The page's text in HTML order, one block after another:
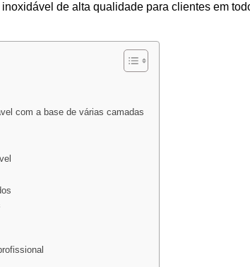
de alta qualidade para clientes em
com a base de várias camadas